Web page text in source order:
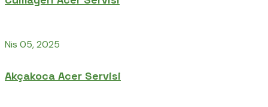
Nis 05, 2025
Akçakoca Acer Servisi